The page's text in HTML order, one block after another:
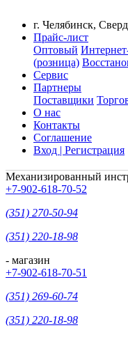
г. Челябинск,
Прайс-лист
Оптовый
(розница)
Сервис
Партнеры
Поставщики
О нас
Контакты
Соглашение
Вход | Регистрация
Механизированный
+7-902-618-70-52
(351) 270-50-94
(351) 220-18-98
- магазин
+7-902-618-70-51
(351) 269-60-74
(351) 220-18-98